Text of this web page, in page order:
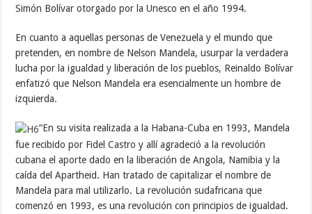
Simón Bolívar otorgado por la Unesco en el año 1994.
En cuanto a aquellas personas de Venezuela y el mundo que
pretenden, en nombre de Nelson Mandela, usurpar la verdadera
lucha por la igualdad y liberación de los pueblos, Reinaldo Bolívar
enfatizó que Nelson Mandela era esencialmente un hombre de
izquierda.
“En su visita realizada a la Habana-Cuba en 1993, Mandela
fue recibido por Fidel Castro y allí agradeció a la revolución
cubana el aporte dado en la liberación de Angola, Namibia y la
caída del Apartheid. Han tratado de capitalizar el nombre de
Mandela para mal utilizarlo. La revolución sudafricana que
comenzó en 1993, es una revolución con principios de igualdad.